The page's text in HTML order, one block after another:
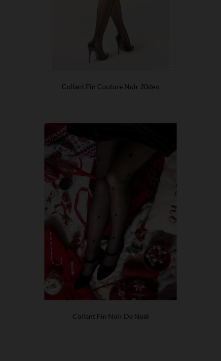
Collant Fin Couture Noir 20den
Collant Fin Noir De Noël